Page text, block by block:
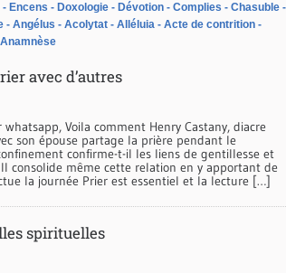
Encens Doxologie Dévotion Complies
Chasuble
Angélus Acolytat Alléluia
Acte de contrition
Anamnèse
avec d’autres
whatsapp, Voila comment Henry Castany, diacre
son épouse partage la prière pendant le
confirme-t-il les liens de gentillesse et
consolide même cette relation en y apportant de
la journée Prier est essentiel et la lecture […]
spirituelles